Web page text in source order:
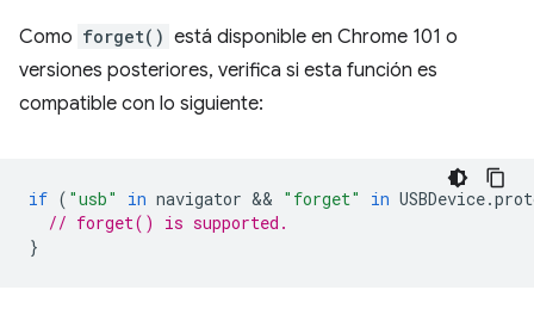
Como forget() está disponible en Chrome 101 o
versiones posteriores, verifica si esta función es
compatible con lo siguiente:
if ( "usb" in navigator && "forget" in USBDevice.
// forget() is supported.
}